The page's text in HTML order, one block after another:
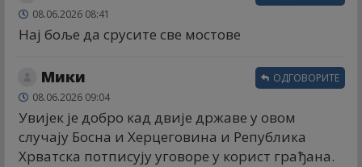
08.06.2026 08:41
Нај боље да срусите све мостове
Мики
08.06.2026 09:04
Увијек је добро кад двије државе у овом
случају Босна и Херцеговина и Република
Хрватска потписују уговоре у корист грађана.
ОДГОВОРИТЕ